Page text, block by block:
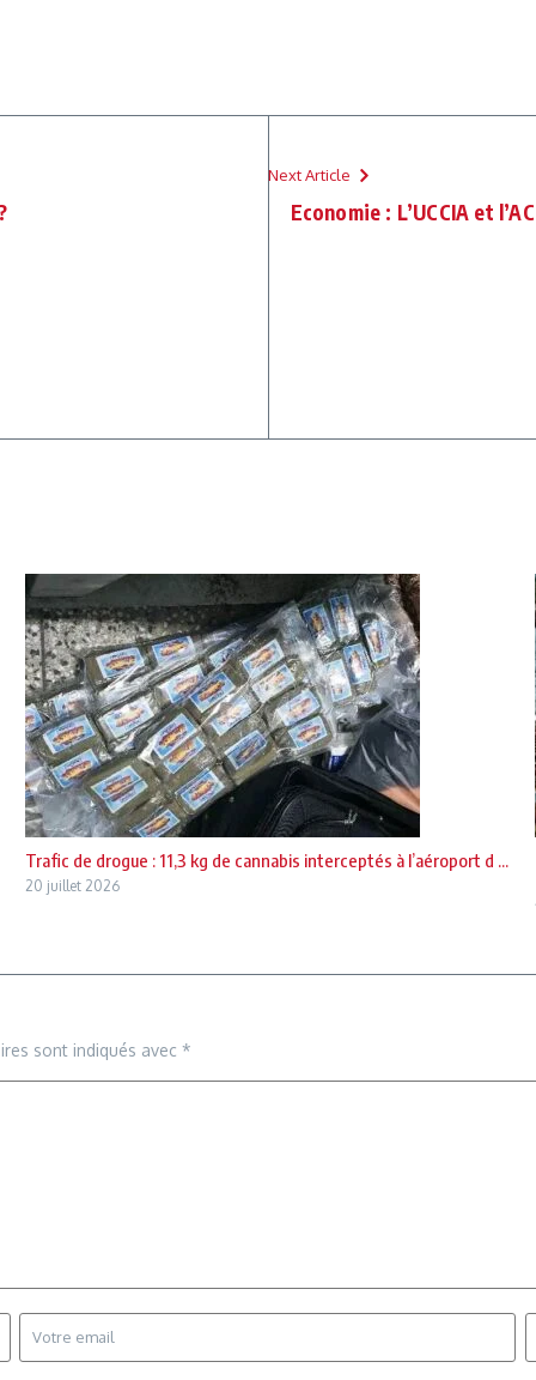
Next Article
Economie : L’UCCIA et
Trafic de drogue : 11,3 kg de cannabis interceptés à l’aéroport d ...
20 juillet 2026
sont indiqués avec *